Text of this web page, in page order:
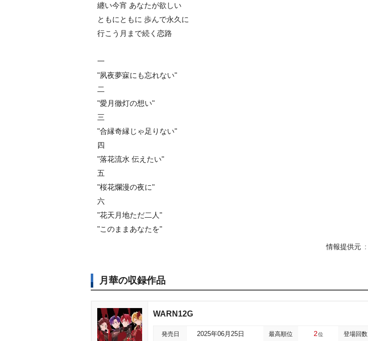
纏い今宵 あなたが欲しい
ともにともに 歩んで永久に
行こう月まで続く恋路
一
"夙夜夢寐にも忘れない"
二
"愛月徹灯の想い"
三
"合縁奇縁じゃ足りない"
四
"落花流水 伝えたい"
五
"桜花爛漫の夜に"
六
"花天月地ただ二人"
"このままあなたを"
情報提供元
月華の収録作品
WARN12G
発売日 2025年06月25日 最高順位 2位 登場回数